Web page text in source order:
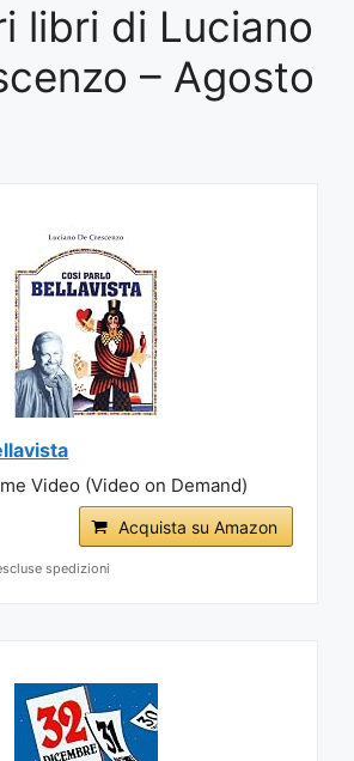
libri di Luciano
– Agosto
Video (Video on Demand)
Acquista su Amazon
spedizioni